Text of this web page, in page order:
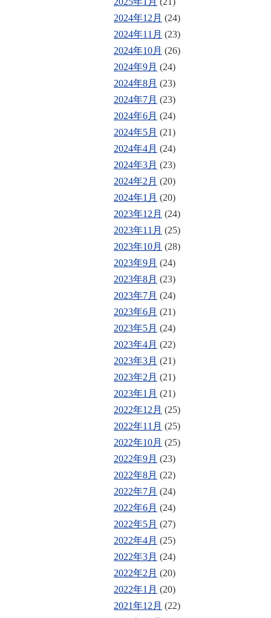
2024年12月 (24)
2024年11月 (23)
2024年10月 (26)
2024年9月 (24)
2024年8月 (23)
2024年7月 (23)
2024年6月 (24)
2024年5月 (21)
2024年4月 (24)
2024年3月 (23)
2024年2月 (20)
2024年1月 (20)
2023年12月 (24)
2023年11月 (25)
2023年10月 (28)
2023年9月 (24)
2023年8月 (23)
2023年7月 (24)
2023年6月 (21)
2023年5月 (24)
2023年4月 (22)
2023年3月 (21)
2023年2月 (21)
2023年1月 (21)
2022年12月 (25)
2022年11月 (25)
2022年10月 (25)
2022年9月 (23)
2022年8月 (22)
2022年7月 (24)
2022年6月 (24)
2022年5月 (27)
2022年4月 (25)
2022年3月 (24)
2022年2月 (20)
2022年1月 (20)
2021年12月 (22)